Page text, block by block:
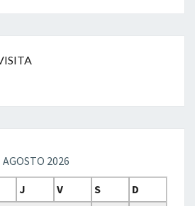
AGOSTO 2026
J V S
D